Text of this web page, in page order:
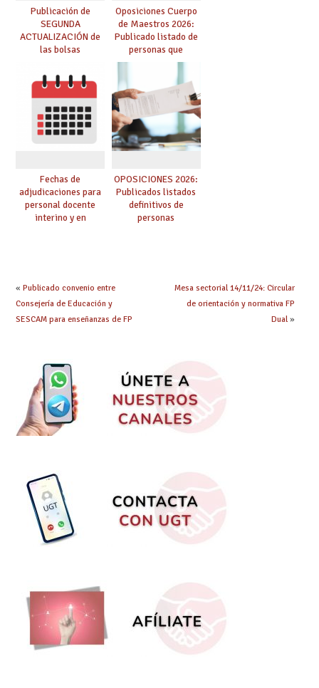
Publicación de
SEGUNDA
ACTUALIZACIÓN de
las bolsas
Cuerpo de Maestros
de especialidades
convocadas a
oposición
Oposiciones Cuerpo
de Maestros 2026:
Publicado listado de
personas que
adquieren nueva
especialidad
Fechas de
adjudicaciones para
personal docente
interino y en
OPOSICIONES 2026:
Publicados listados
definitivos de
personas
« Publicado convenio entre
Consejería de Educación y
SESCAM para enseñanzas de FP
Mesa sectorial 14/11/24: Circular
de orientación y normativa FP
Dual»